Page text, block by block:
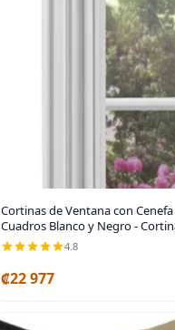
Cortinas de Ventana con
Cuadros Blanco y Negro -
4.8
₡22 977